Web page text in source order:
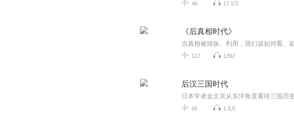
46 17.1万
《后真相时代》
117 1392
后汉三国时代
65 1.5万